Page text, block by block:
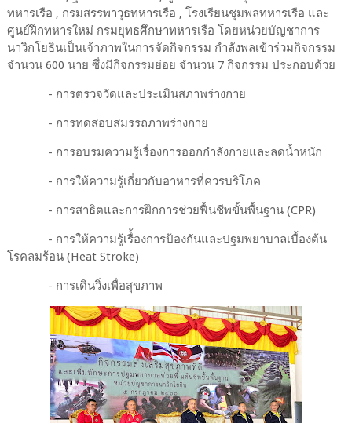
ทหารเรือ , กรมสรรพาวุธทหารเรือ , โรงเรียนชุมพลทหารเรือ และ
ศูนย์ฝึกทหารใหม่ กรมยุทธศึกษาทหารเรือ โดยหน่วยบัญชาการ
นาวิกโยธินเป็นเจ้าภาพในการจัดกิจกรรม กำลังพลเข้าร่วมกิจกรรม
จำนวน 600 นาย ซึ่งมีกิจกรรมย่อย จำนวน 7 กิจกรรม ประกอบด้วย
- การตรวจวัดและประเมินสภาพร่างกาย
- การทดสอบสมรรถภาพร่างกาย
- การอบรมความรู้เรื่องการออกกำลังกายและลดน้ำหนัก
- การให้ความรู้เกี่ยวกับอาหารที่ควรบริโภค
- การสาธิตและการฝึกการช่วยฟื้นชีพขั้นพื้นฐาน (CPR)
- การให้ความรู้เรื่้องการป้องกันและปฐมพยาบาลเบื้องต้น
โรคลมร้อน (Heat Stroke)
- การเดินวิ่งเพื่อสุขภาพ